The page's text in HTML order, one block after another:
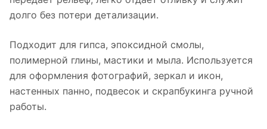
долго без потери детализации.
Подходит для гипса, эпоксидной смолы,
полимерной глины, мастики и мыла. Используется
для оформления фотографий, зеркал и икон,
настенных панно, подвесок и скрапбукинга ручной
работы.